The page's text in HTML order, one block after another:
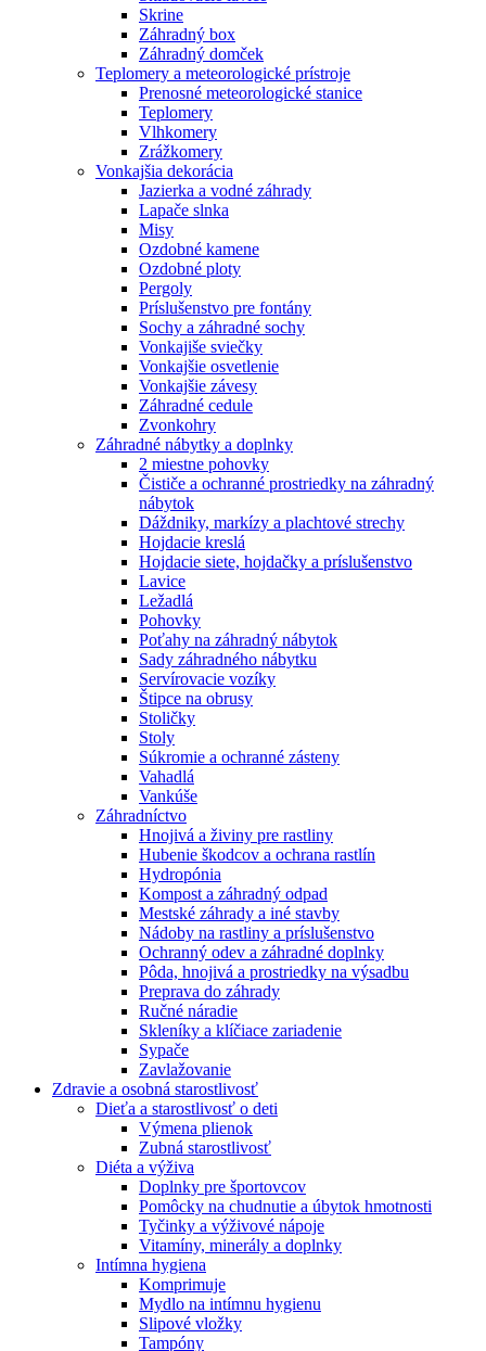
Skrine
Záhradný box
Záhradný domček
Teplomery a meteorologické prístroje
Prenosné meteorologické stanice
Teplomery
Vlhkomery
Zrážkomery
Vonkajšia dekorácia
Jazierka a vodné záhrady
Lapače slnka
Misy
Ozdobné kamene
Ozdobné ploty
Pergoly
Príslušenstvo pre fontány
Sochy a záhradné sochy
Vonkajiše sviečky
Vonkajšie osvetlenie
Vonkajšie závesy
Záhradné cedule
Zvonkohry
Záhradné nábytky a doplnky
2 miestne pohovky
Čističe a ochranné prostriedky na záhradný
nábytok
Dáždniky, markízy a plachtové strechy
Hojdacie kreslá
Hojdacie siete, hojdačky a príslušenstvo
Lavice
Ležadlá
Pohovky
Poťahy na záhradný nábytok
Sady záhradného nábytku
Servírovacie vozíky
Štipce na obrusy
Stoličky
Stoly
Súkromie a ochranné zásteny
Vahadlá
Vankúše
Záhradníctvo
Hnojivá a živiny pre rastliny
Hubenie škodcov a ochrana rastlín
Hydropónia
Kompost a záhradný odpad
Mestské záhrady a iné stavby
Nádoby na rastliny a príslušenstvo
Ochranný odev a záhradné doplnky
Pôda, hnojivá a prostriedky na výsadbu
Preprava do záhrady
Ručné náradie
Skleníky a klíčiace zariadenie
Sypače
Zavlažovanie
Zdravie a osobná starostlivosť
Dieťa a starostlivosť o deti
Výmena plienok
Zubná starostlivosť
Diéta a výživa
Doplnky pre športovcov
Pomôcky na chudnutie a úbytok hmotnosti
Tyčinky a výživové nápoje
Vitamíny, minerály a doplnky
Intímna hygiena
Komprimuje
Mydlo na intímnu hygienu
Slipové vložky
Tampóny